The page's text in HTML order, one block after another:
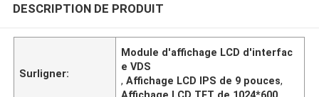
DESCRIPTION DE PRODUIT
Surligner:
Module d'affichage LCD d'interfac
e VDS
,Affichage LCD IPS de 9 pouces,
Affichage LCD TFT de 1024*600